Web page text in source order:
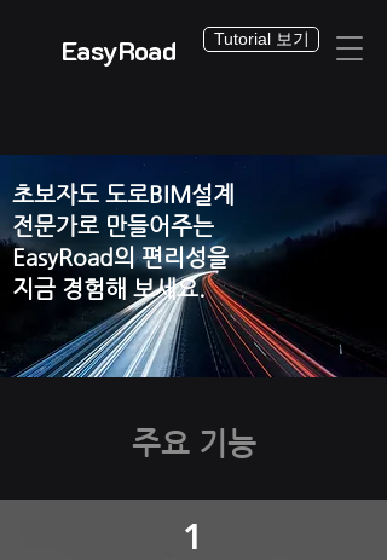
EasyRoad Tutorial 보기
초보자도 도로BIM설계
전문가로 만들어주는
EasyRoad의 편리성을
지금 경험해 보세요.
​주요 기능
1